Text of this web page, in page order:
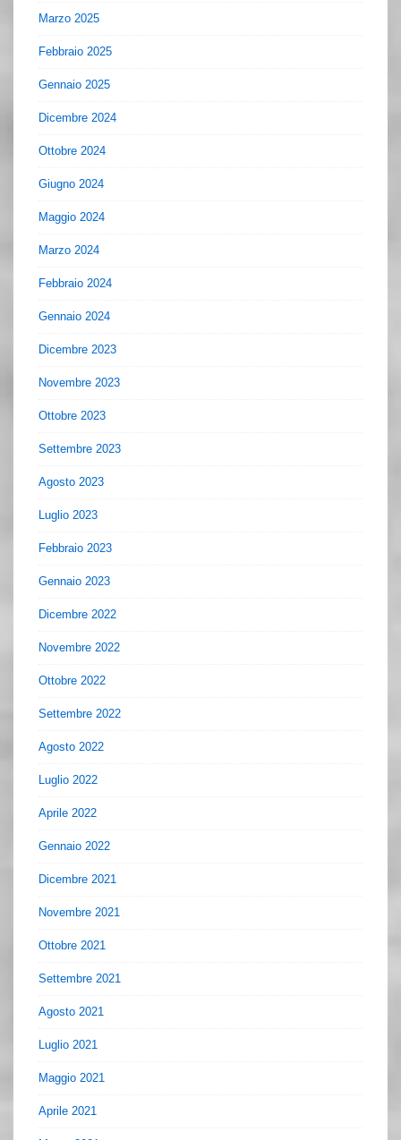
Marzo 2025
Febbraio 2025
Gennaio 2025
Dicembre 2024
Ottobre 2024
Giugno 2024
Maggio 2024
Marzo 2024
Febbraio 2024
Gennaio 2024
Dicembre 2023
Novembre 2023
Ottobre 2023
Settembre 2023
Agosto 2023
Luglio 2023
Febbraio 2023
Gennaio 2023
Dicembre 2022
Novembre 2022
Ottobre 2022
Settembre 2022
Agosto 2022
Luglio 2022
Aprile 2022
Gennaio 2022
Dicembre 2021
Novembre 2021
Ottobre 2021
Settembre 2021
Agosto 2021
Luglio 2021
Maggio 2021
Aprile 2021